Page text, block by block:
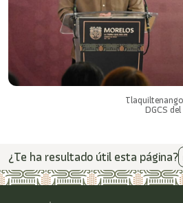
DGCS
¿Te ha resultado útil esta página?